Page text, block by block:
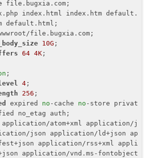
file.bugxia.com;
index.html index.htm default.
default.html;
file.bugxia.com;
10G ;
64 4K;
;
4;
256 ;
expired no -cache no -store privat
no_etag auth;
application/atom+xml application/j
json application/ld+json ap
application/rss+xml appli
application/vnd.ms-fontobject